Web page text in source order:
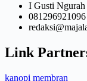
I Gusti Ngurah
081296921096
Link
kanopi membran